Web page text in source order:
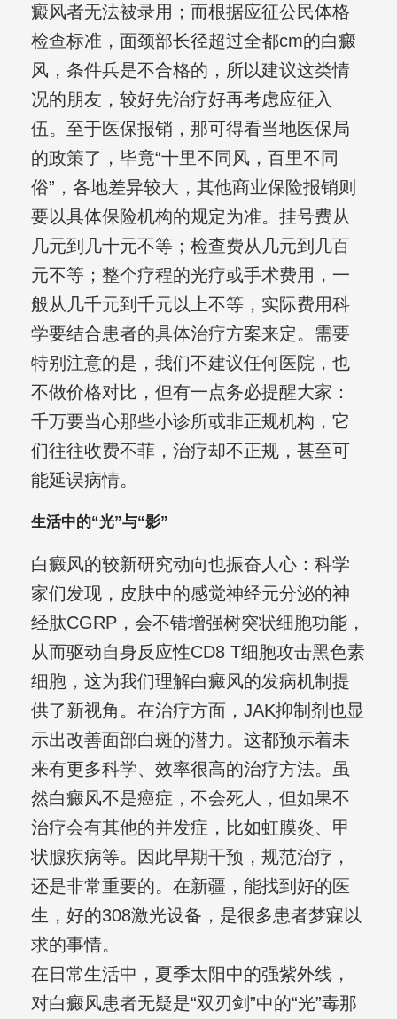
癜风者无法被录用；而根据应征公民体格
检查标准，面颈部长径超过全都cm的白癜
风，条件兵是不合格的，所以建议这类情
况的朋友，较好先治疗好再考虑应征入
伍。至于医保报销，那可得看当地医保局
的政策了，毕竟“十里不同风，百里不同
俗”，各地差异较大，其他商业保险报销则
要以具体保险机构的规定为准。挂号费从
几元到几十元不等；检查费从几元到几百
元不等；整个疗程的光疗或手术费用，一
般从几千元到千元以上不等，实际费用科
学要结合患者的具体治疗方案来定。需要
特别注意的是，我们不建议任何医院，也
不做价格对比，但有一点务必提醒大家：
千万要当心那些小诊所或非正规机构，它
们往往收费不菲，治疗却不正规，甚至可
能延误病情。
生活中的“光”与“影”
白癜风的较新研究动向也振奋人心：科学
家们发现，皮肤中的感觉神经元分泌的神
经肽CGRP，会不错增强树突状细胞功能，
从而驱动自身反应性CD8 T细胞攻击黑色素
细胞，这为我们理解白癜风的发病机制提
供了新视角。在治疗方面，JAK抑制剂也显
示出改善面部白斑的潜力。这都预示着未
来有更多科学、效率很高的治疗方法。虽
然白癜风不是癌症，不会死人，但如果不
治疗会有其他的并发症，比如虹膜炎、甲
状腺疾病等。因此早期干预，规范治疗，
还是非常重要的。在新疆，能找到好的医
生，好的308激光设备，是很多患者梦寐以
求的事情。
在日常生活中，夏季太阳中的强紫外线，
对白癜风患者无疑是“双刃剑”中的“光”毒那